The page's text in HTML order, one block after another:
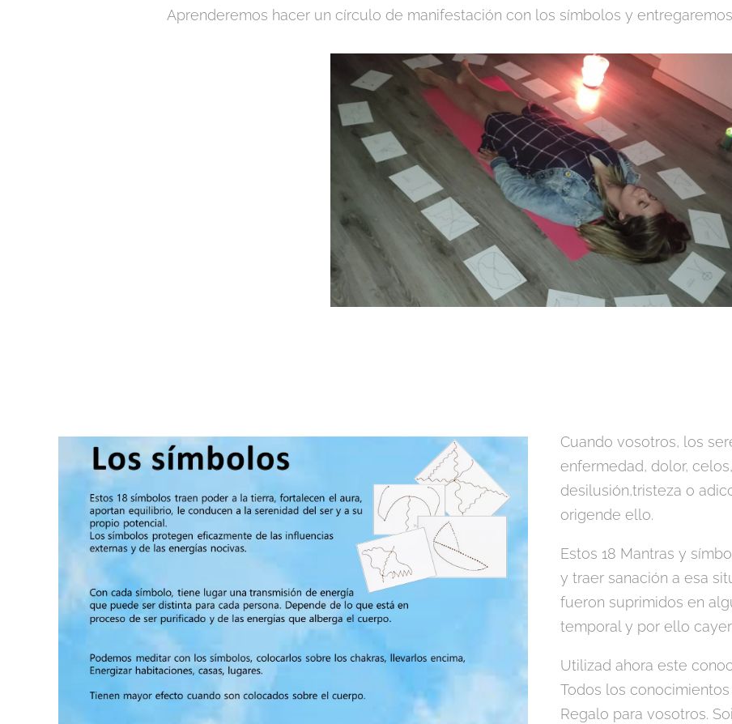
Aprenderemos hacer un círculo de manifestación con los símbolos y
Cuando vosotros, los
enfermedad, dolor,
desilusión,tristeza o
origende ello.
Estos 18 Mantras y
y traer sanación a esa
fueron suprimidos en
temporal y por ello
Utilizad ahora este
Todos los
Regalo para vosotros.